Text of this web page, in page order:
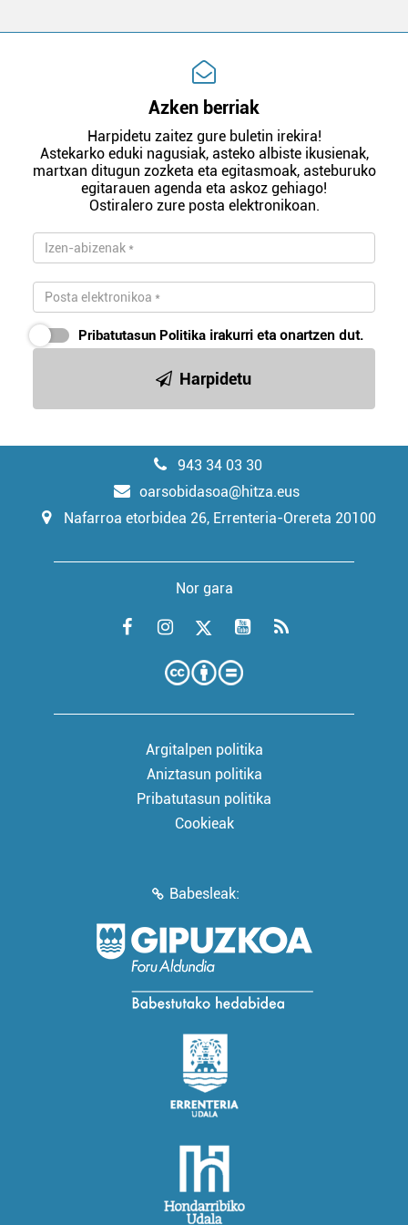
Azken berriak
Harpidetu zaitez gure buletin irekira!
Astekarko eduki nagusiak, asteko albiste ikusienak,
martxan ditugun zozketa eta egitasmoak, asteburuko
egitarauen agenda eta askoz gehiago!
Ostiralero zure posta elektronikoan.
Pribatutasun Politika irakurri eta onartzen dut.
Harpidetu
943 34 03 30
oarsobidasoa@hitza.eus
Nafarroa etorbidea 26, Errenteria-Orereta 20100
Nor gara
Argitalpen politika
Aniztasun politika
Pribatutasun politika
Cookieak
Babesleak: